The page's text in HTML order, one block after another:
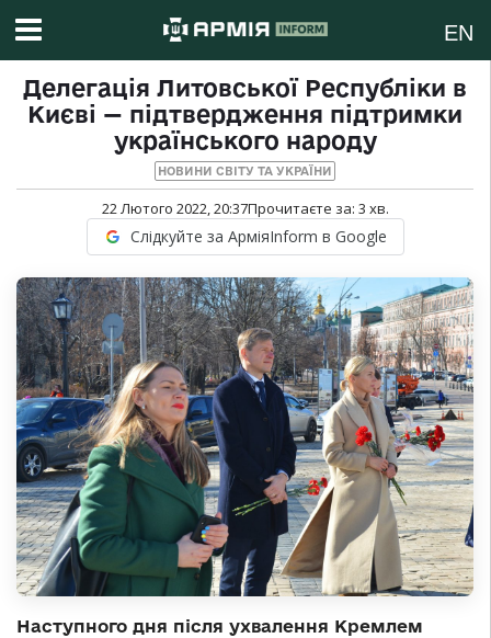
EN
Делегація Литовської Республіки в
Києві — підтвердження підтримки
українського народу
НОВИНИ СВІТУ ТА УКРАЇНИ
22 Лютого 2022, 20:37Прочитаєте за: 3 хв.
Слідкуйте за АрміяInform в Google
Наступного дня після ухвалення Кремлем